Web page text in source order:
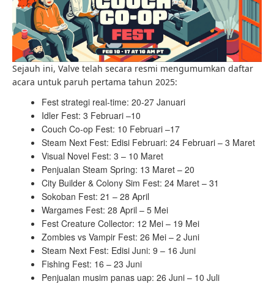
Sejauh ini, Valve telah secara resmi mengumumkan daftar
acara untuk paruh pertama tahun 2025:
Fest strategi real-time: 20-27 Januari
Idler Fest: 3 Februari –10
Couch Co-op Fest: 10 Februari –17
Steam Next Fest: Edisi Februari: 24 Februari – 3 Maret
Visual Novel Fest: 3 – 10 Maret
Penjualan Steam Spring: 13 Maret – 20
City Builder & Colony Sim Fest: 24 Maret – 31
Sokoban Fest: 21 – 28 April
Wargames Fest: 28 April – 5 Mei
Fest Creature Collector: 12 Mei – 19 Mei
Zombies vs Vampir Fest: 26 Mei – 2 Juni
Steam Next Fest: Edisi Juni: 9 – 16 Juni
Fishing Fest: 16 – 23 Juni
Penjualan musim panas uap: 26 Juni – 10 Juli